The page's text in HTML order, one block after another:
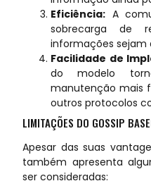
Eficiência: A
sobrecarga de
informações sejam
Facilidade de
do modelo
manutenção mais
outros protocolos
LIMITAÇÕES DO GOSSIP
Apesar das suas
também apresenta
ser consideradas: